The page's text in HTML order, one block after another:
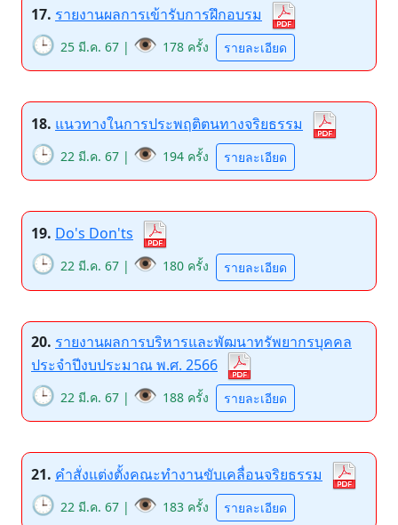
17. รายงานผลการเข้ารับการฝึกอบรม
🕒 25 มี.ค. 67 | 👁️ 178 ครั้ง รายละเอียด
18. แนวทางในการประพฤติตนทางจริยธรรม
🕒 22 มี.ค. 67 | 👁️ 194 ครั้ง รายละเอียด
19. Do's Don'ts
🕒 22 มี.ค. 67 | 👁️ 180 ครั้ง รายละเอียด
20. รายงานผลการบริหารและพัฒนาทรัพยากรบุคคล
ประจำปีงบประมาณ พ.ศ. 2566
🕒 22 มี.ค. 67 | 👁️ 188 ครั้ง รายละเอียด
21. คำสั่งแต่งตั้งคณะทำงานขับเคลื่อนจริยธรรม
🕒 22 มี.ค. 67 | 👁️ 183 ครั้ง รายละเอียด